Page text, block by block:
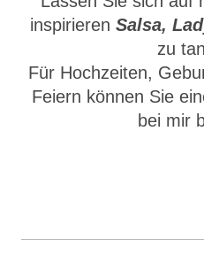
inspirieren Salsa,
zu
Für Hochzeiten,
Feiern können Sie
bei mir